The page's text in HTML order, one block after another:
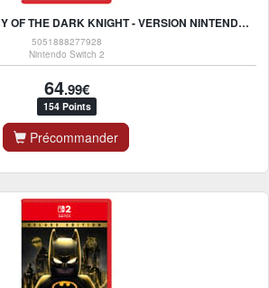
LEGO BATMAN: LEGACY OF THE DARK KNIGHT - VERSION NINTENDO SWITCH 2
5051888277928
Nintendo Switch 2
64.99€
154 Points
Précommander